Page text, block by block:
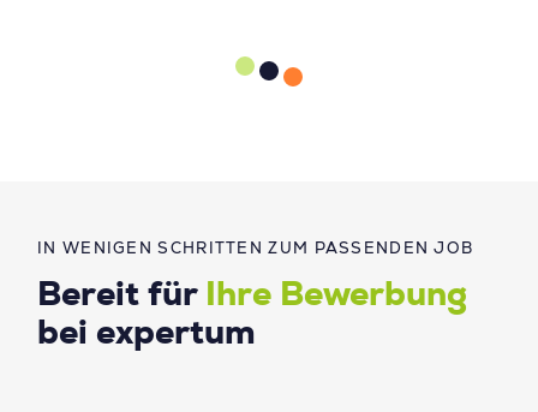
IN WENIGEN SCHRITTEN ZUM PASSENDEN JOB
Bereit für
Ihre Bewerbung
bei expertum